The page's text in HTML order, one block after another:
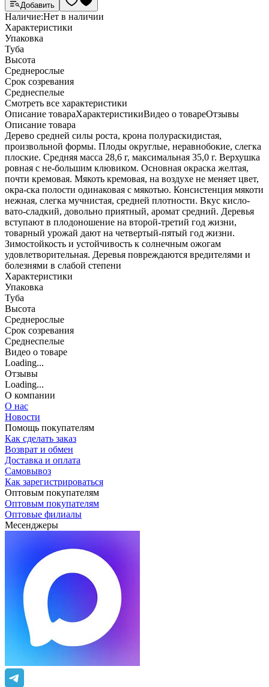
Добавить
Наличие:Нет в наличии
Характеристики
Упаковка
Туба
Высота
Среднерослые
Срок созревания
Среднеспелые
Cмотреть все характеристики
Описание товараХарактеристикиВидео о товареОтзывы
Описание товара
Дерево средней силы роста, крона полураскидистая,
произвольной формы. Плоды округлые, неравнобокие, слегка
плоские. Средняя масса 28,6 г, максимальная 35,0 г. Верхушка
ровная с не-большим клювиком. Основная окраска желтая,
почти кремовая. Мякоть кремовая, на воздухе не меняет цвет,
окра-ска полости одинаковая с мякотью. Консистенция мякоти
нежная, слегка мучнистая, средней плотности. Вкус кисло-
вато-сладкий, довольно приятный, аромат средний. Деревья
вступают в плодоношение на второй-третий год жизни,
товарный урожай дают на четвертый-пятый год жизни.
Зимостойкость и устойчивость к солнечным ожогам
удовлетворительная. Деревья повреждаются вредителями и
болезнями в слабой степени
Характеристики
Упаковка
Туба
Высота
Среднерослые
Срок созревания
Среднеспелые
Видео о товаре
Loading...
Отзывы
Loading...
О компании
О нас
Новости
Помощь покупателям
Как сделать заказ
Возврат и обмен
Доставка и оплата
Самовывоз
Как зарегистрироваться
Оптовым покупателям
Оптовым покупателям
Оптовые филиалы
Месенджеры